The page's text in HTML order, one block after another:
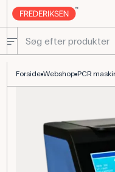
Forside Webshop PCR